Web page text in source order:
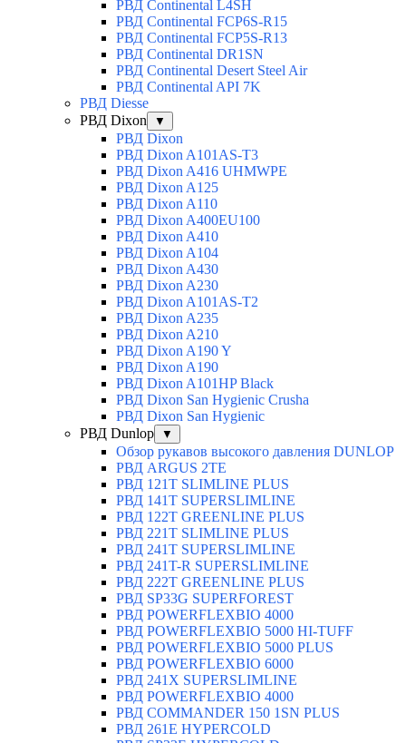
РВД Continental L4SH
РВД Continental FCP6S-R15
РВД Continental FCP5S-R13
РВД Continental DR1SN
РВД Continental Desert Steel Air
РВД Continental API 7K
РВД Diesse
РВД Dixon
▼
РВД Dixon
РВД Dixon A101AS-T3
РВД Dixon A416 UHMWPE
РВД Dixon A125
РВД Dixon A110
РВД Dixon A400EU100
РВД Dixon A410
РВД Dixon A104
РВД Dixon A430
РВД Dixon A230
РВД Dixon A101AS-T2
РВД Dixon A235
РВД Dixon A210
РВД Dixon A190 Y
РВД Dixon A190
РВД Dixon A101HP Black
РВД Dixon San Hygienic Crusha
РВД Dixon San Hygienic
РВД Dunlop
▼
Обзор рукавов высокого давления DUNLOP
РВД ARGUS 2TE
РВД 121T SLIMLINE PLUS
РВД 141T SUPERSLIMLINE
РВД 122T GREENLINE PLUS
РВД 221T SLIMLINE PLUS
РВД 241T SUPERSLIMLINE
РВД 241T-R SUPERSLIMLINE
РВД 222T GREENLINE PLUS
РВД SP33G SUPERFOREST
РВД POWERFLEXBIO 4000
РВД POWERFLEXBIO 5000 HI-TUFF
РВД POWERFLEXBIO 5000 PLUS
РВД POWERFLEXBIO 6000
РВД 241X SUPERSLIMLINE
РВД POWERFLEXBIO 4000
РВД СOMMANDER 150 1SN PLUS
РВД 261E HYPERCOLD